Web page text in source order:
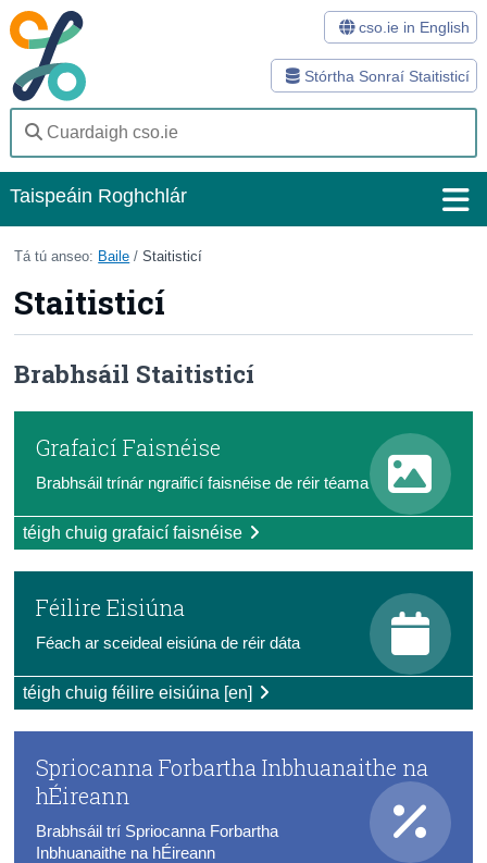
Stórtha Sonraí Staitisticí
cso.ie in English
Taispeáin Roghchlár
Baile
Staitisticí
Stórtha Sonraí
Modhanna
Eolas Fúinn
Daonáireamh
Iontaoibh & Trédhearcacht
Tá tú anseo: Baile /Staitisticí
Staitisticí
Brabhsáil Staitisticí
Grafaicí Faisnéise
Brabhsáil trínár ngraificí faisnéise de réir téama
téigh chuig grafaicí faisnéise
Féilire Eisiúna
Féach ar sceideal eisiúna de réir dáta
téigh chuig féilire eisiúina [en]
Spriocanna Forbartha Inbhuanaithe na
hÉireann
Brabhsáil trí Spriocanna Forbartha
Inbhuanaithe na hÉireann